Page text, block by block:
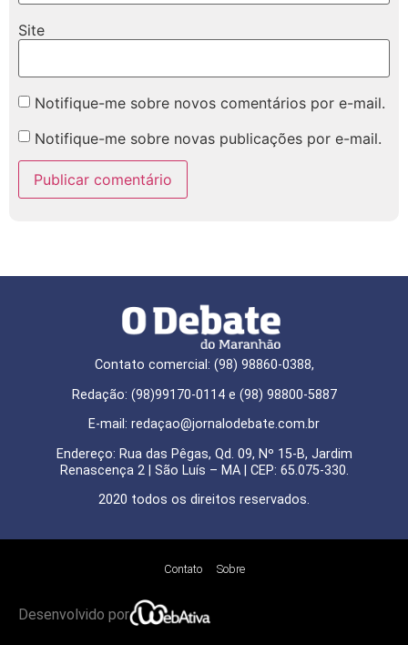
Site
Notifique-me sobre novos comentários por e-mail.
Notifique-me sobre novas publicações por e-mail.
Contato comercial: (98) 98860-0388,
Redação: (98)99170-0114 e (98) 98800-5887
E-mail: redaçao@jornalodebate.com.br
Endereço: Rua das Pêgas, Qd. 09, Nº 15-B, Jardim
Renascença 2 | São Luís – MA | CEP: 65.075-330.
2020 todos os direitos reservados.
Contato Sobre
Desenvolvido por